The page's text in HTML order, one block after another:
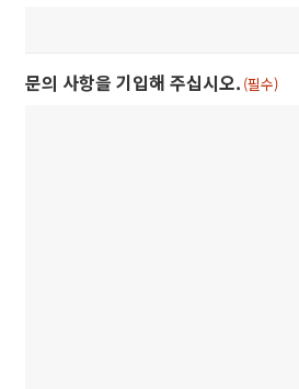
문의 사항을 기입해 주십시오. (필수)